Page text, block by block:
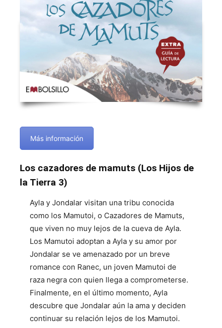
Más información
Los cazadores de mamuts (Los Hijos de
la Tierra 3)
Ayla y Jondalar visitan una tribu conocida
como los Mamutoi, o Cazadores de Mamuts,
que viven no muy lejos de la cueva de Ayla.
Los Mamutoi adoptan a Ayla y su amor por
Jondalar se ve amenazado por un breve
romance con Ranec, un joven Mamutoi de
raza negra con quien llega a comprometerse.
Finalmente, en el último momento, Ayla
descubre que Jondalar aún la ama y deciden
continuar su relación lejos de los Mamutoi.